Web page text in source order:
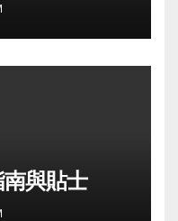
與貼士